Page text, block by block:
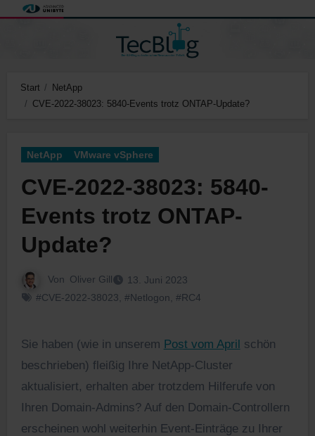
Start
NetApp
CVE-2022-38023: 5840-Events trotz ONTAP-Update?
NetApp VMware vSphere
CVE-2022-38023: 5840-
Events trotz ONTAP-
Update?
Von Oliver Gill
13. Juni 2023
#CVE-2022-38023 #Netlogon #RC4
Sie haben (wie in unserem Post vom April schön
beschrieben) fleißig Ihre NetApp-Cluster
aktualisiert, erhalten aber trotzdem Hilferufe von
Ihren Domain-Admins? Auf den Domain-Controllern
erscheinen wohl weiterhin Event-Einträge zu Ihrer